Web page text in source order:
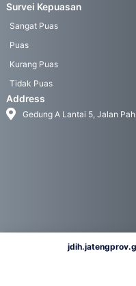
Survei Kepuasan
Sangat Puas
Puas
Kurang Puas
Tidak Puas
Address
Gedung A Lantai 5, Jalan